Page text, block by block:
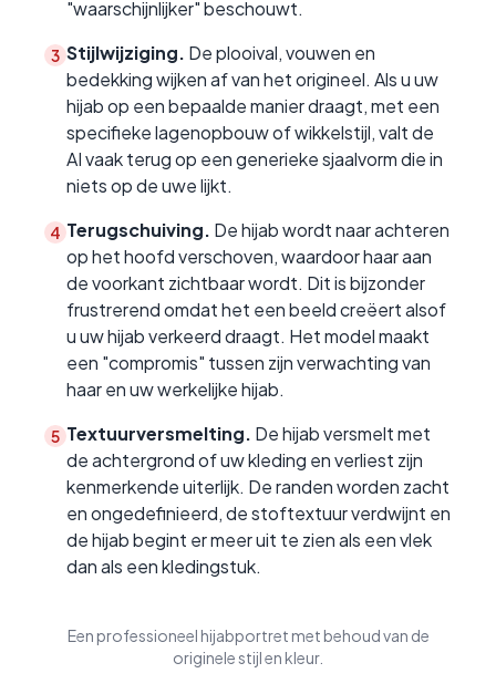
"waarschijnlijker" beschouwt.
3 Stijlwijziging. De plooival, vouwen en
bedekking wijken af van het origineel. Als u uw
hijab op een bepaalde manier draagt, met een
specifieke lagenopbouw of wikkelstijl, valt de
AI vaak terug op een generieke sjaalvorm die in
niets op de uwe lijkt.
4 Terugschuiving. De hijab wordt naar achteren
op het hoofd verschoven, waardoor haar aan
de voorkant zichtbaar wordt. Dit is bijzonder
frustrerend omdat het een beeld creëert alsof
u uw hijab verkeerd draagt. Het model maakt
een "compromis" tussen zijn verwachting van
haar en uw werkelijke hijab.
5 Textuurversmelting. De hijab versmelt met
de achtergrond of uw kleding en verliest zijn
kenmerkende uiterlijk. De randen worden zacht
en ongedefinieerd, de stoftextuur verdwijnt en
de hijab begint er meer uit te zien als een vlek
dan als een kledingstuk.
Een professioneel hijabportret met behoud van de
originele stijl en kleur.